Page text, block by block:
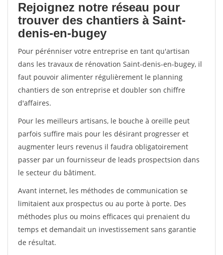
Rejoignez notre réseau pour
trouver des chantiers à Saint-
denis-en-bugey
Pour pérénniser votre entreprise en tant qu'artisan
dans les travaux de rénovation Saint-denis-en-bugey, il
faut pouvoir alimenter régulièrement le planning
chantiers de son entreprise et doubler son chiffre
d'affaires.
Pour les meilleurs artisans, le bouche à oreille peut
parfois suffire mais pour les désirant progresser et
augmenter leurs revenus il faudra obligatoirement
passer par un fournisseur de leads prospectsion dans
le secteur du bâtiment.
Avant internet, les méthodes de communication se
limitaient aux prospectus ou au porte à porte. Des
méthodes plus ou moins efficaces qui prenaient du
temps et demandait un investissement sans garantie
de résultat.